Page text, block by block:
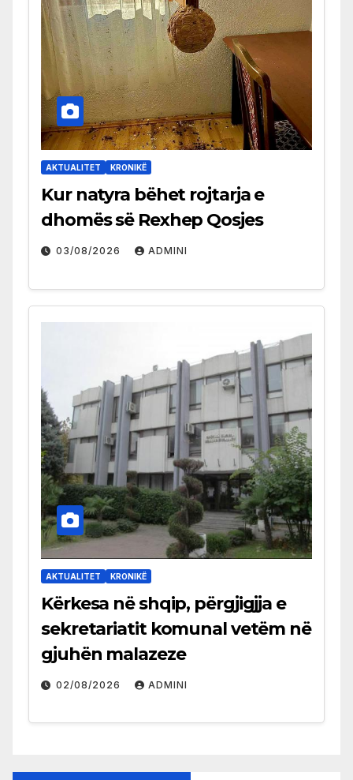
AKTUALITET KRONIKË
Kur natyra bëhet rojtarja e
dhomës së Rexhep Qosjes
03/08/2026 ADMINI
AKTUALITET KRONIKË
Kërkesa në shqip, përgjigjja e
sekretariatit komunal vetëm në
gjuhën malazeze
02/08/2026 ADMINI